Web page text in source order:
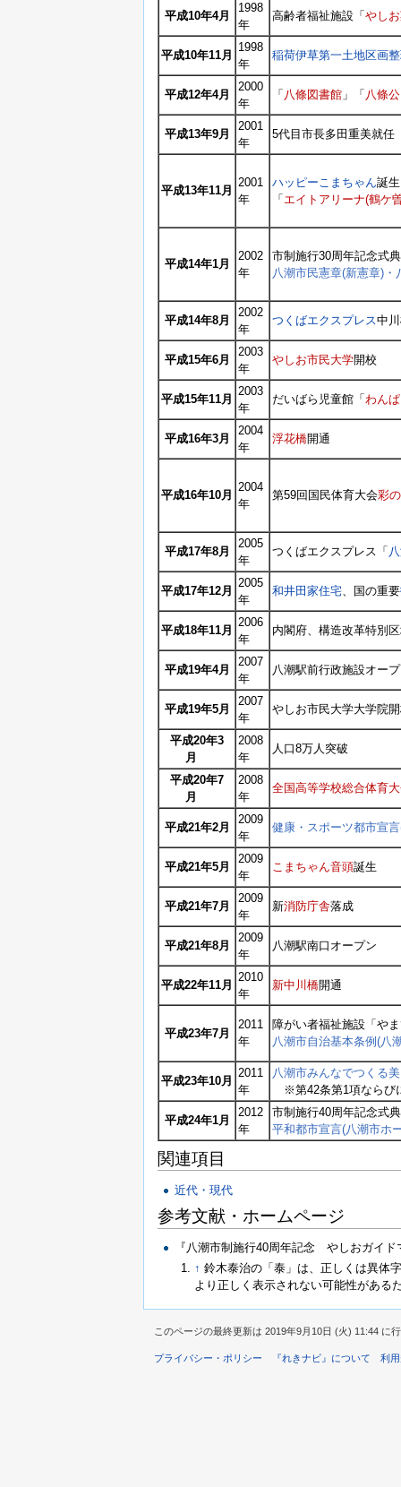
平成10年4月
1998
年
高齢者福祉施設「 やし
平成10年11月
1998
年
稲荷伊草第一土地区画
平成12年4月
2000
年
「 八條図書館 」「 八條
平成13年9月
2001
年
5代目市長多田重美就任
平成13年11月
2001
年
ハッピーこまちゃん誕生
「 エイトアリーナ(鶴ケ
平成14年1月
2002
年
市制施行30周年記念式
八潮市民憲章(新憲章)
平成14年8月
2002
年
つくばエクスプレス中
平成15年6月
2003
年
やしお市民大学開校
平成15年11月
2003
年
だいばら児童館「 わん
平成16年3月
2004
年
浮花橋開通
平成16年10月
2004
年
第59回国民体育大会彩
平成17年8月
2005
年
つくばエクスプレス「
平成17年12月
2005
年
和井田家住宅、国の重要
平成18年11月
2006
年
内閣府、構造改革特別
平成19年4月
2007
年
八潮駅前行政施設オー
平成19年5月
2007
年
やしお市民大学大学院
平成20年3
月
2008
年
人口8万人突破
平成20年7
月
2008
年
全国高等学校総合体育
平成21年2月
2009
年
健康・スポーツ都市宣
平成21年5月
2009
年
こまちゃん音頭誕生
平成21年7月
2009
年
新消防庁舎落成
平成21年8月
2009
年
八潮駅南口オープン
平成22年11月
2010
年
新中川橋開通
平成23年7月
2011
年
障がい者福祉施設「や
八潮市自治基本条例(八
平成23年10月
2011
年
八潮市みんなでつくる
※第42条第1項ならび
平成24年1月
2012
年
市制施行40周年記念式
平和都市宣言(八潮市ホ
関連項目
近代・現代
参考文献・ホームページ
『八潮市制施行40周年記念 やしおガイ
↑ 鈴木泰治の「泰」は、正しくは異体
より正しく表示されない可能性がある
このページの最終更新は 2019年9月10日 (火) 11:44 に
プライバシー・ポリシー 『れきナビ』について 利